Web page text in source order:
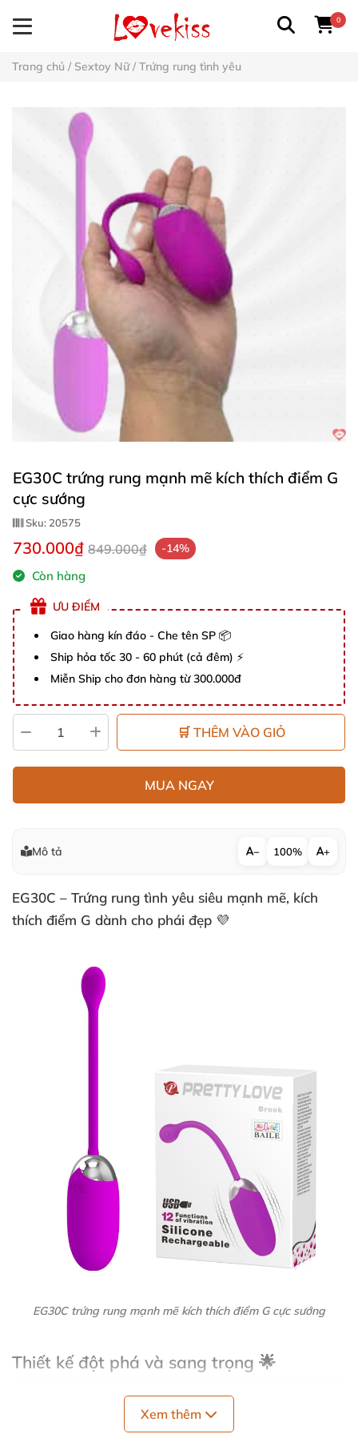
0
Trang chủ / Sextoy Nữ/ Trứng rung tình yêu
EG30C trứng rung mạnh mẽ kích thích điểm G
cực sướng
Sku: 20575
730.000₫ 849.000₫ -14%
Còn hàng
ƯU ĐIỂM
Giao hàng kín đáo - Che tên SP 📦
Ship hỏa tốc 30 - 60 phút (cả đêm) ⚡
Miễn Ship cho đơn hàng từ 300.000đ
🛒 THÊM VÀO GIỎ
MUA NGAY
Mô tả − 100% +
EG30C – Trứng rung tình yêu siêu mạnh mẽ, kích
thích điểm G dành cho phái đẹp 💜
EG30C trứng rung mạnh mẽ kích thích điểm G cực sướng
Thiết kế đột phá và sang trọng 🌟
Trứng rung EG30C được thiết kế độc đáo với phần
đuôi dài, tạo hình như một chú nòng nọc nhỏ xinh,
Xem thêm